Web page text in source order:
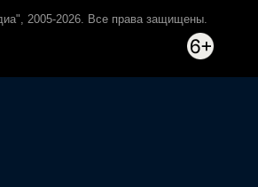
2005-2026. Все права защищены.